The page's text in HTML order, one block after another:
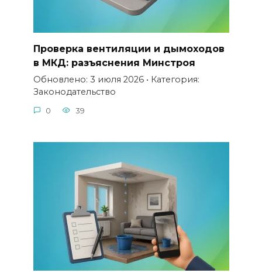
Проверка вентиляции и дымоходов
в МКД: разъяснения Минстроя
Обновлено: 3 июля 2026 • Категория:
Законодательство
0 39